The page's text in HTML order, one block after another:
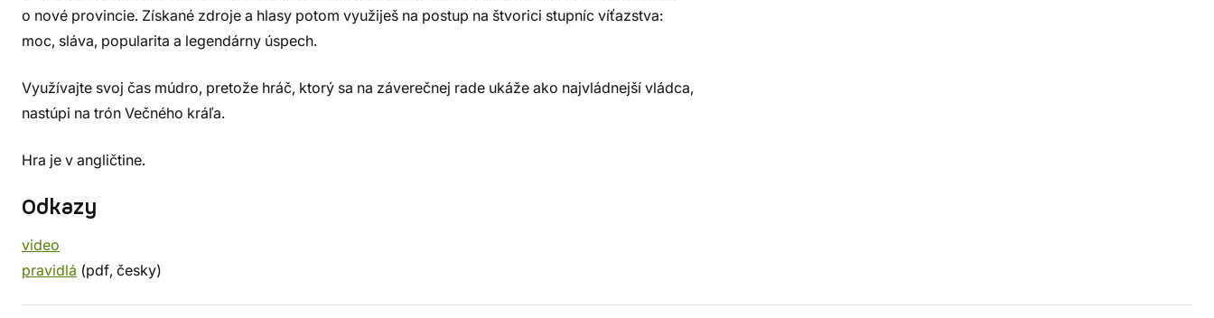
o nové provincie. Získané zdroje a hlasy potom využiješ na postup na štvorici stupníc víťazstva:
moc, sláva, popularita a legendárny úspech.
Využívajte svoj čas múdro, pretože hráč, ktorý sa na záverečnej rade ukáže ako najvládnejší vládca,
nastúpi na trón Večného kráľa.
Hra je v angličtine.
Odkazy
video
pravidlá (pdf, česky)